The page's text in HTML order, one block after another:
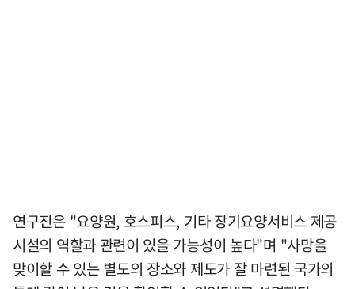
연구진은 "요양원, 호스피스, 기타 장기요양서비스 제공
시설의 역할과 관련이 있을 가능성이 높다"며 "사망을
맞이할 수 있는 별도의 장소와 제도가 잘 마련된 국가의